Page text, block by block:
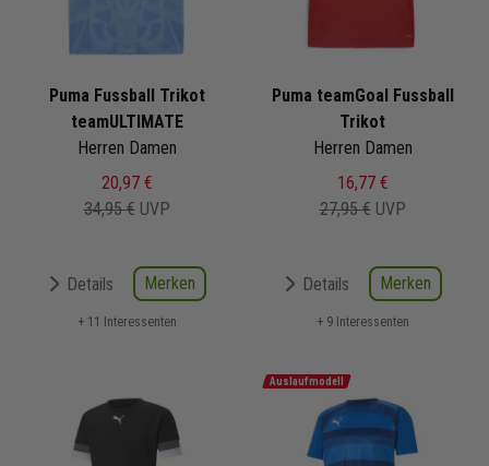
Puma Fussball Trikot
teamULTIMATE
Herren Damen
20,97 €
34,95 € UVP
Details Merken
+ 11 Interessenten
Puma teamGoal Fussball
Trikot
Herren Damen
16,77 €
27,95 € UVP
Details Merken
+ 9 Interessenten
Auslaufmodell